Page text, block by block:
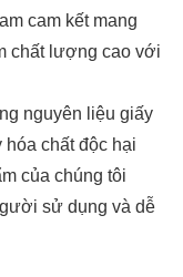
cam kết mang
chất lượng cao với
nguyên liệu giấy
hóa chất độc hại
của chúng tôi
sử dụng và dễ